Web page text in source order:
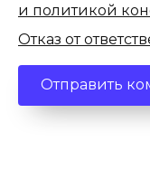
и политикой
Отказ от